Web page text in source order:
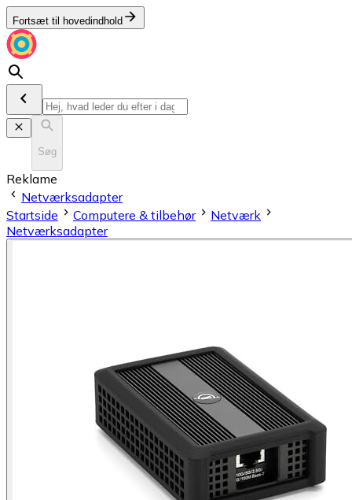
Fortsæt til hovedindhold
Søg
Reklame
Netværksadapter
Startside
Computere & tilbehør
Netværk
Netværksadapter